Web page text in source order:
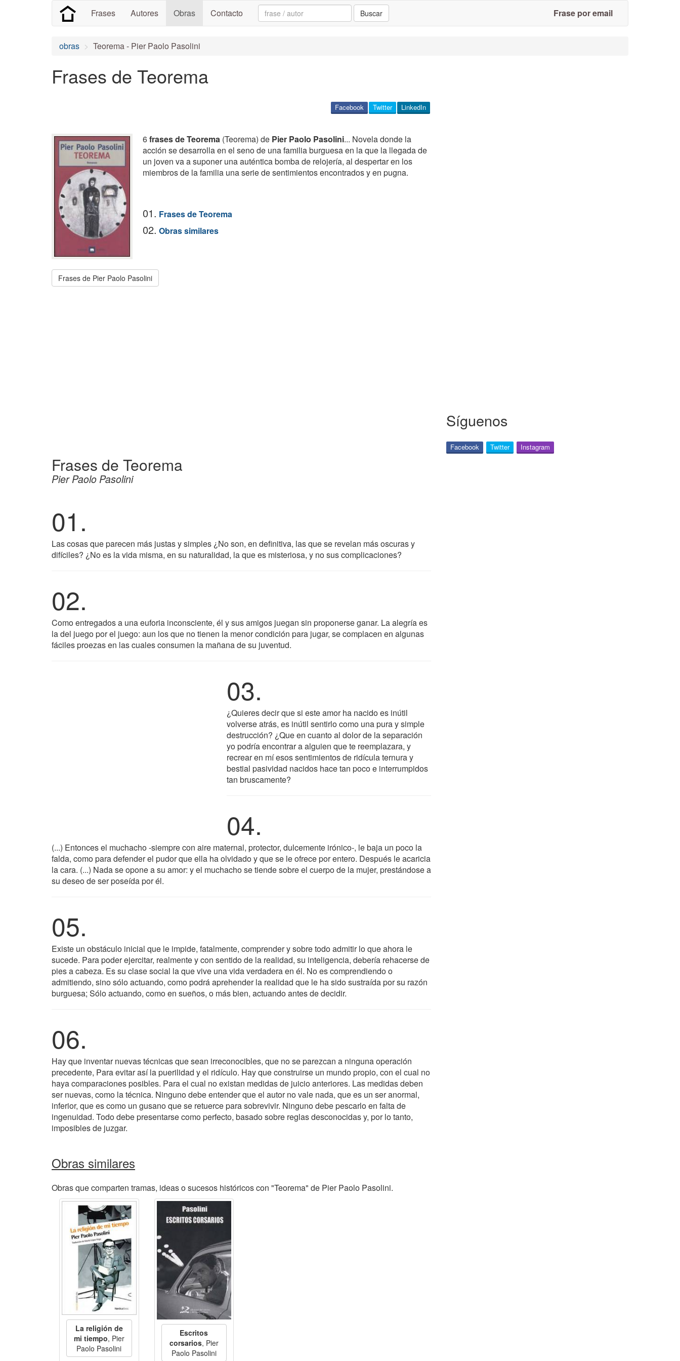
Frases Autores Obras Contacto Search: Buscar Frase por email
obras Teorema - Pier Paolo Pasolini
Frases de Teorema
LinkedIn
Twitter
Facebook
6frases de Teorema (Teorema) de Pier Paolo Pasolini... Novela donde la
acción se desarrolla en el seno de una familia burguesa en la que la llegada de
un joven va a suponer una auténtica bomba de relojería, al despertar en los
miembros de la familia una serie de sentimientos encontrados y en pugna.
01. Frases de Teorema
02. Obras similares
Frases de Pier Paolo Pasolini
Frases de Teorema
Pier Paolo Pasolini
01.
Las cosas que parecen más justas y simples ¿No son, en definitiva, las que se revelan más oscuras y
difíciles? ¿No es la vida misma, en su naturalidad, la que es misteriosa, y no sus complicaciones?
02.
Como entregados a una euforia inconsciente, él y sus amigos juegan sin proponerse ganar. La alegría es
la del juego por el juego: aun los que no tienen la menor condición para jugar, se complacen en algunas
fáciles proezas en las cuales consumen la mañana de su juventud.
03.
¿Quieres decir que si este amor ha nacido es inútil
volverse atrás, es inútil sentirlo como una pura y simple
destrucción? ¿Que en cuanto al dolor de la separación
yo podría encontrar a alguien que te reemplazara, y
recrear en mí esos sentimientos de ridícula ternura y
bestial pasividad nacidos hace tan poco e interrumpidos
tan bruscamente?
04.
(...) Entonces el muchacho -siempre con aire maternal, protector, dulcemente irónico-, le baja un poco la
falda, como para defender el pudor que ella ha olvidado y que se le ofrece por entero. Después le acaricia
la cara. (...) Nada se opone a su amor: y el muchacho se tiende sobre el cuerpo de la mujer, prestándose a
su deseo de ser poseída por él.
05.
Existe un obstáculo inicial que le impide, fatalmente, comprender y sobre todo admitir lo que ahora le
sucede. Para poder ejercitar, realmente y con sentido de la realidad, su inteligencia, debería rehacerse de
pies a cabeza. Es su clase social la que vive una vida verdadera en él. No es comprendiendo o
admitiendo, sino sólo actuando, como podrá aprehender la realidad que le ha sido sustraída por su razón
burguesa; Sólo actuando, como en sueños, o más bien, actuando antes de decidir.
06.
Hay que inventar nuevas técnicas que sean irreconocibles, que no se parezcan a ninguna operación
precedente, Para evitar así la puerilidad y el ridículo. Hay que construirse un mundo propio, con el cual no
haya comparaciones posibles. Para el cual no existan medidas de juicio anteriores. Las medidas deben
ser nuevas, como la técnica. Ninguno debe entender que el autor no vale nada, que es un ser anormal,
inferior, que es como un gusano que se retuerce para sobrevivir. Ninguno debe pescarlo en falta de
ingenuidad. Todo debe presentarse como perfecto, basado sobre reglas desconocidas y, por lo tanto,
imposibles de juzgar.
Obras similares
Obras que comparten tramas, ideas o sucesos históricos con "Teorema" de Pier Paolo Pasolini.
La religión de
mi tiempo, Pier
Paolo Pasolini
Escritos
corsarios, Pier
Paolo Pasolini
Síguenos
Facebook Twitter Instagram